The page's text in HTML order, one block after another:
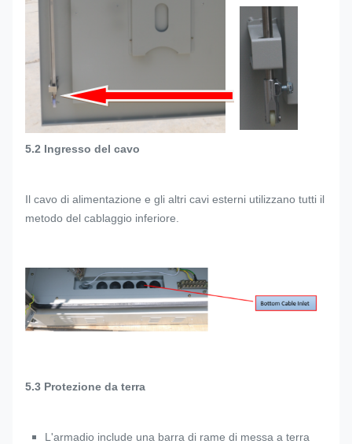
5.2 Ingresso del cavo
Il cavo di alimentazione e gli altri cavi esterni utilizzano tutti il
metodo del cablaggio inferiore.
5.3 Protezione da terra
L'armadio include una barra di rame di messa a terra